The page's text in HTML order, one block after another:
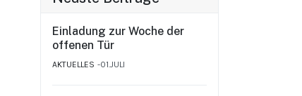
Einladung zur Woche der
offenen Tür
AKTUELLES 01.JULI